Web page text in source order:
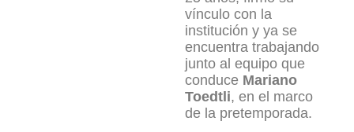
vínculo con la
institución y ya se
encuentra trabajando
junto al equipo que
conduce Mariano
Toedtli, en el marco
de la pretemporada.